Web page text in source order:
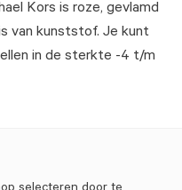
Kors is roze, gevlamd
van kunststof. Je kunt
in de sterkte -4 t/m